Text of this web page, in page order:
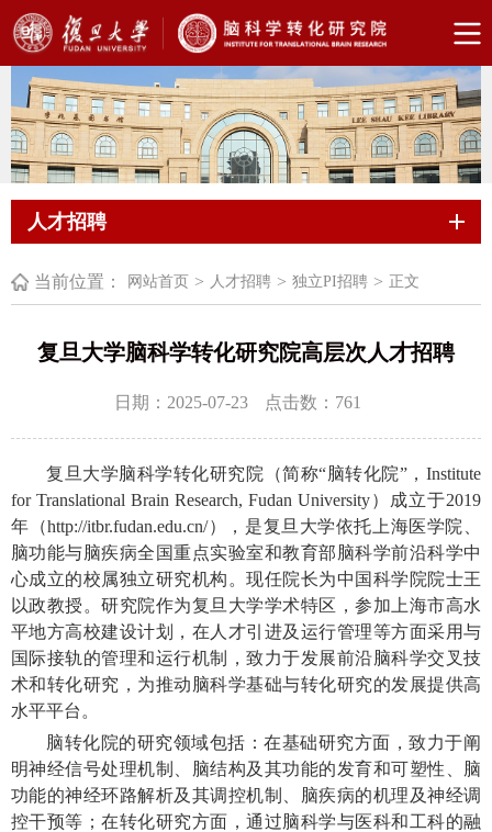
人才招聘
当前位置： 网站首页 > 人才招聘 > 独立PI招聘 > 正文
复旦大学脑科学转化研究院高层次人才招聘
日期：2025-07-23 点击数： 761
复旦大学脑科学转化研究院（简称“脑转化院”，Institute
for Translational Brain Research, Fudan University）成立于2019
年（http://itbr.fudan.edu.cn/），是复旦大学依托上海医学院、
脑功能与脑疾病全国重点实验室和教育部脑科学前沿科学中
心成立的校属独立研究机构。现任院长为中国科学院院士王
以政教授。研究院作为复旦大学学术特区，参加上海市高水
平地方高校建设计划，在人才引进及运行管理等方面采用与
国际接轨的管理和运行机制，致力于发展前沿脑科学交叉技
术和转化研究，为推动脑科学基础与转化研究的发展提供高
水平平台。
脑转化院的研究领域包括：在基础研究方面，致力于阐
明神经信号处理机制、脑结构及其功能的发育和可塑性、脑
功能的神经环路解析及其调控机制、脑疾病的机理及神经调
控干预等；在转化研究方面，通过脑科学与医科和工科的融